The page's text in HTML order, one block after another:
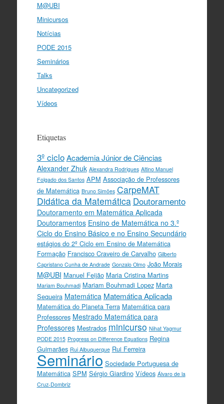
M@UBI
Minicursos
Notícias
PODE 2015
Seminários
Talks
Uncategorized
Vídeos
Etiquetas
3º ciclo Academia Júnior de Ciências
Alexander Zhuk Alexandra Rodrigues Altino Manuel
Folgado dos Santos APM Associação de Professores
de Matemática Bruno Simões CarpeMAT
Didática da Matemática Doutoramento
Doutoramento em Matemática Aplicada
Doutoramentos Ensino de Matemática no 3.º
Ciclo do Ensino Básico e no Ensino Secundário
estágios do 2º Ciclo em Ensino de Matemática
Formação Francisco Craveiro de Carvalho Gilberto
Capristano Cunha de Andrade Gonzalo Olmo João Morais
M@UBI Manuel Feijão Maria Cristina Martins
Mariam Bouhmadi Mariam Bouhmadi Lopez Marta
Sequeira Matemática Matemática Aplicada
Matemática do Planeta Terra Matemática para
Professores Mestrado Matemática para
Professores Mestrados minicurso Nihat Yagmur
PODE 2015 Progress on Difference Equations Regina
Guimarães Rui Albuquerque Rui Ferreira
Seminário Sociedade Portuguesa de
Matemática SPM Sérgio Giardino Vídeos Álvaro de la
Cruz-Dombriz